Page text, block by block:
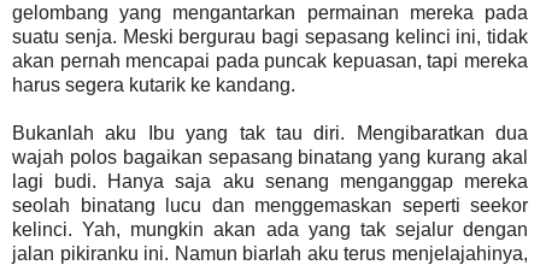
gelombang yang mengantarkan permainan mereka pada
suatu senja. Meski bergurau bagi sepasang kelinci ini, tidak
akan pernah mencapai pada puncak kepuasan, tapi mereka
harus segera kutarik ke kandang.
Bukanlah aku Ibu yang tak tau diri. Mengibaratkan dua
wajah polos bagaikan sepasang binatang yang kurang akal
lagi budi. Hanya saja aku senang menganggap mereka
seolah binatang lucu dan menggemaskan seperti seekor
kelinci. Yah, mungkin akan ada yang tak sejalur dengan
jalan pikiranku ini. Namun biarlah aku terus menjelajahinya,